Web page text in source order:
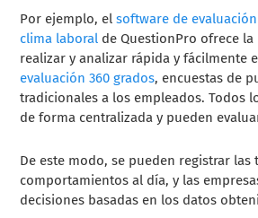
Por ejemplo, elsoftware de
clima laboral de QuestionPro ofrece
realizar y analizar rápida y fácilmente
evaluación 360 grados, encuestas de
tradicionales a los empleados. Todos
de forma centralizada y pueden
De este modo, se pueden registrar las
comportamientos al día, y las
decisiones basadas en los datos